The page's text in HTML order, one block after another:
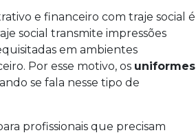
e financeiro com traje social é
social transmite impressões
em ambientes
Por esse motivo, os uniformes
se fala nesse tipo de
profissionais que precisam